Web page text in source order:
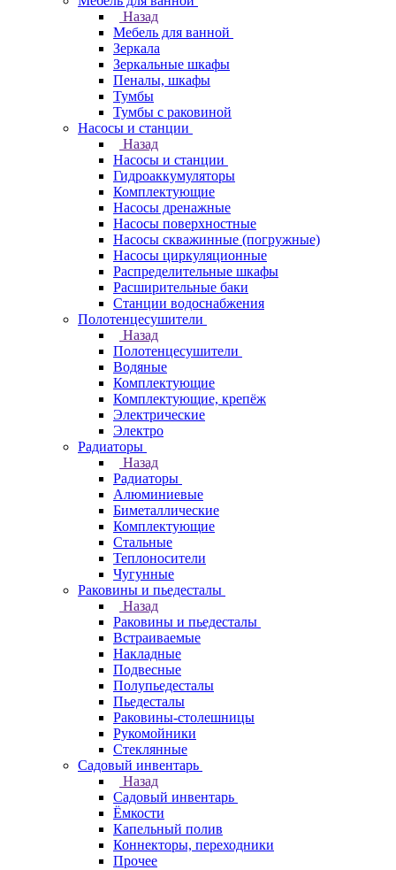
Назад
Мебель для ванной
Зеркала
Зеркальные шкафы
Пеналы, шкафы
Тумбы
Тумбы с раковиной
Насосы и станции
Назад
Насосы и станции
Гидроаккумуляторы
Комплектующие
Насосы дренажные
Насосы поверхностные
Насосы скважинные (погружные)
Насосы циркуляционные
Распределительные шкафы
Расширительные баки
Станции водоснабжения
Полотенцесушители
Назад
Полотенцесушители
Водяные
Комплектующие
Комплектующие, крепёж
Электрические
Электро
Радиаторы
Назад
Радиаторы
Алюминиевые
Биметаллические
Комплектующие
Стальные
Теплоносители
Чугунные
Раковины и пьедесталы
Назад
Раковины и пьедесталы
Встраиваемые
Накладные
Подвесные
Полупьедесталы
Пьедесталы
Раковины-столешницы
Рукомойники
Стеклянные
Садовый инвентарь
Назад
Садовый инвентарь
Ёмкости
Капельный полив
Коннекторы, переходники
Прочее